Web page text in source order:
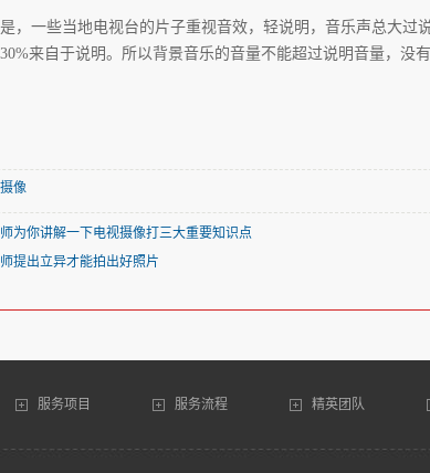
，一些当地电视台的片子重视音效，轻说明，音乐声总大过
来自于说明。所以背景音乐的音量不能超过说明音量，没
像
为你讲解一下电视摄像打三大重要知识点
提出立异才能拍出好照片
服务项目 服务流程 精英团队